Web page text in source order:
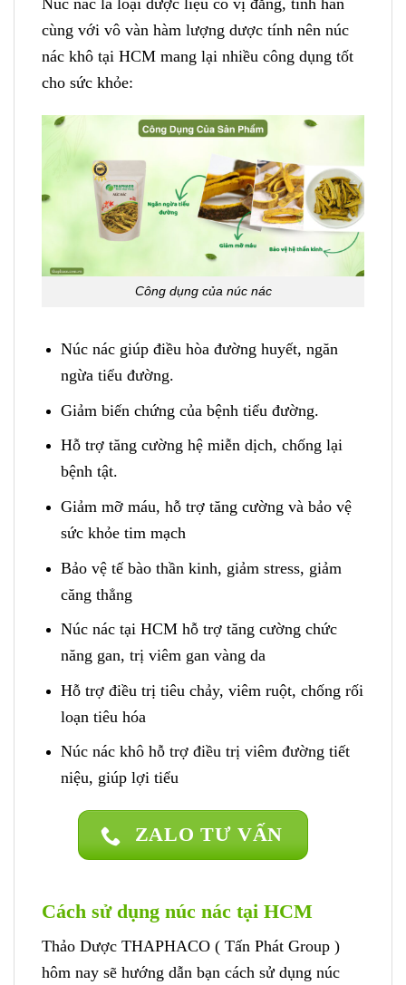
cùng với vô vàn hàm lượng dược tính nên núc
nác khô tại HCM mang lại nhiều công dụng tốt
cho sức khỏe:
Công dụng của núc nác
Núc nác giúp điều hòa đường huyết, ngăn
ngừa tiểu đường.
Giảm biến chứng của bệnh tiểu đường.
Hỗ trợ tăng cường hệ miễn dịch, chống lại
bệnh tật.
Giảm mỡ máu, hỗ trợ tăng cường và bảo vệ
sức khỏe tim mạch
Bảo vệ tế bào thần kinh, giảm stress, giảm
căng thẳng
Núc nác tại HCM hỗ trợ tăng cường chức
năng gan, trị viêm gan vàng da
Hỗ trợ điều trị tiêu chảy, viêm ruột, chống rối
loạn tiêu hóa
Núc nác khô hỗ trợ điều trị viêm đường tiết
niệu, giúp lợi tiểu
ZALO TƯ VẤN
Cách sử dụng núc nác tại HCM
Thảo Dược THAPHACO ( Tấn Phát Group )
hôm nay sẽ hướng dẫn bạn cách sử dụng núc